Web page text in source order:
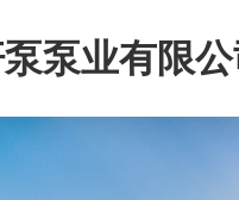
泵业有限